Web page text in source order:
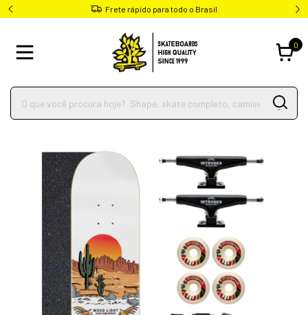
Frete rápido para todo o Brasil
0